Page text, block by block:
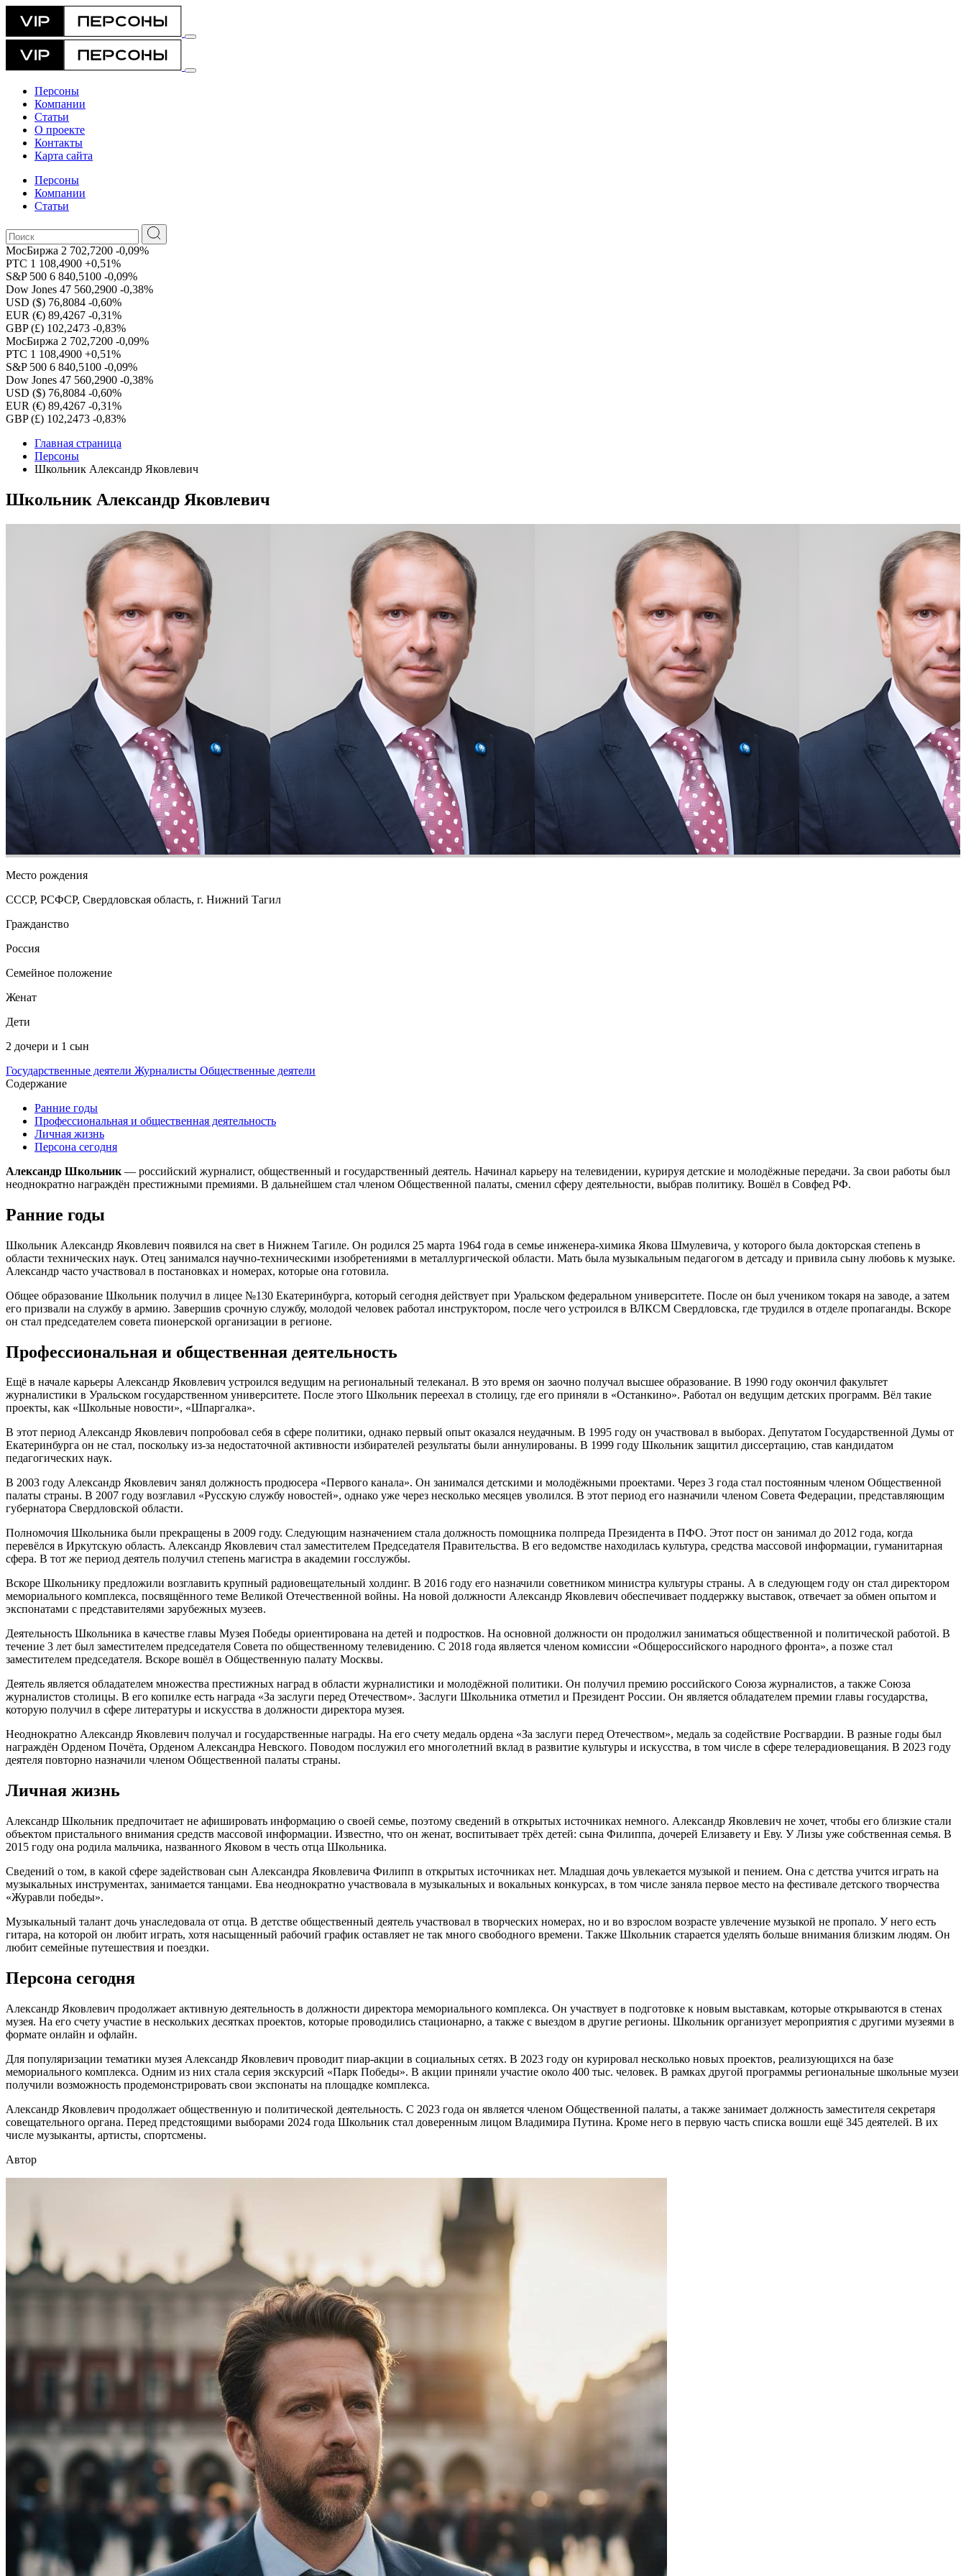
Персоны
Компании
Статьи
О проекте
Контакты
Карта сайта
Персоны
Компании
Статьи
МосБиржа 2 702,7200 -0,09%
РТС 1 108,4900 +0,51%
S&P 500 6 840,5100 -0,09%
Dow Jones 47 560,2900 -0,38%
USD ($) 76,8084 -0,60%
EUR (€) 89,4267 -0,31%
GBP (£) 102,2473 -0,83%
МосБиржа 2 702,7200 -0,09%
РТС 1 108,4900 +0,51%
S&P 500 6 840,5100 -0,09%
Dow Jones 47 560,2900 -0,38%
USD ($) 76,8084 -0,60%
EUR (€) 89,4267 -0,31%
GBP (£) 102,2473 -0,83%
Главная страница
Персоны
Школьник Александр Яковлевич
Школьник Александр Яковлевич
Место рождения
СССР, РСФСР, Свердловская область, г. Нижний Тагил
Гражданство
Россия
Семейное положение
Женат
Дети
2 дочери и 1 сын
Государственные деятели Журналисты Общественные деятели
Содержание
Ранние годы
Профессиональная и общественная деятельность
Личная жизнь
Персона сегодня
Александр Школьник — российский журналист, общественный и государственный деятель. Начинал карьеру на телевидении, курируя детские и молодёжные передачи. За свои работы был
неоднократно награждён престижными премиями. В дальнейшем стал членом Общественной палаты, сменил сферу деятельности, выбрав политику. Вошёл в Совфед РФ.
Ранние годы
Школьник Александр Яковлевич появился на свет в Нижнем Тагиле. Он родился 25 марта 1964 года в семье инженера-химика Якова Шмулевича, у которого была докторская степень в
области технических наук. Отец занимался научно-техническими изобретениями в металлургической области. Мать была музыкальным педагогом в детсаду и привила сыну любовь к музыке.
Александр часто участвовал в постановках и номерах, которые она готовила.
Общее образование Школьник получил в лицее №130 Екатеринбурга, который сегодня действует при Уральском федеральном университете. После он был учеником токаря на заводе, а затем
его призвали на службу в армию. Завершив срочную службу, молодой человек работал инструктором, после чего устроился в ВЛКСМ Свердловска, где трудился в отделе пропаганды. Вскоре
он стал председателем совета пионерской организации в регионе.
Профессиональная и общественная деятельность
Ещё в начале карьеры Александр Яковлевич устроился ведущим на региональный телеканал. В это время он заочно получал высшее образование. В 1990 году окончил факультет
журналистики в Уральском государственном университете. После этого Школьник переехал в столицу, где его приняли в «Останкино». Работал он ведущим детских программ. Вёл такие
проекты, как «Школьные новости», «Шпаргалка».
В этот период Александр Яковлевич попробовал себя в сфере политики, однако первый опыт оказался неудачным. В 1995 году он участвовал в выборах. Депутатом Государственной Думы от
Екатеринбурга он не стал, поскольку из-за недостаточной активности избирателей результаты были аннулированы. В 1999 году Школьник защитил диссертацию, став кандидатом
педагогических наук.
В 2003 году Александр Яковлевич занял должность продюсера «Первого канала». Он занимался детскими и молодёжными проектами. Через 3 года стал постоянным членом Общественной
палаты страны. В 2007 году возглавил «Русскую службу новостей», однако уже через несколько месяцев уволился. В этот период его назначили членом Совета Федерации, представляющим
губернатора Свердловской области.
Полномочия Школьника были прекращены в 2009 году. Следующим назначением стала должность помощника полпреда Президента в ПФО. Этот пост он занимал до 2012 года, когда
перевёлся в Иркутскую область. Александр Яковлевич стал заместителем Председателя Правительства. В его ведомстве находилась культура, средства массовой информации, гуманитарная
сфера. В тот же период деятель получил степень магистра в академии госслужбы.
Вскоре Школьнику предложили возглавить крупный радиовещательный холдинг. В 2016 году его назначили советником министра культуры страны. А в следующем году он стал директором
мемориального комплекса, посвящённого теме Великой Отечественной войны. На новой должности Александр Яковлевич обеспечивает поддержку выставок, отвечает за обмен опытом и
экспонатами с представителями зарубежных музеев.
Деятельность Школьника в качестве главы Музея Победы ориентирована на детей и подростков. На основной должности он продолжил заниматься общественной и политической работой. В
течение 3 лет был заместителем председателя Совета по общественному телевидению. С 2018 года является членом комиссии «Общероссийского народного фронта», а позже стал
заместителем председателя. Вскоре вошёл в Общественную палату Москвы.
Деятель является обладателем множества престижных наград в области журналистики и молодёжной политики. Он получил премию российского Союза журналистов, а также Союза
журналистов столицы. В его копилке есть награда «За заслуги перед Отечеством». Заслуги Школьника отметил и Президент России. Он является обладателем премии главы государства,
которую получил в сфере литературы и искусства в должности директора музея.
Неоднократно Александр Яковлевич получал и государственные награды. На его счету медаль ордена «За заслуги перед Отечеством», медаль за содействие Росгвардии. В разные годы был
награждён Орденом Почёта, Орденом Александра Невского. Поводом послужил его многолетний вклад в развитие культуры и искусства, в том числе в сфере телерадиовещания. В 2023 году
деятеля повторно назначили членом Общественной палаты страны.
Личная жизнь
Александр Школьник предпочитает не афишировать информацию о своей семье, поэтому сведений в открытых источниках немного. Александр Яковлевич не хочет, чтобы его близкие стали
объектом пристального внимания средств массовой информации. Известно, что он женат, воспитывает трёх детей: сына Филиппа, дочерей Елизавету и Еву. У Лизы уже собственная семья. В
2015 году она родила мальчика, названного Яковом в честь отца Школьника.
Сведений о том, в какой сфере задействован сын Александра Яковлевича Филипп в открытых источниках нет. Младшая дочь увлекается музыкой и пением. Она с детства учится играть на
музыкальных инструментах, занимается танцами. Ева неоднократно участвовала в музыкальных и вокальных конкурсах, в том числе заняла первое место на фестивале детского творчества
«Журавли победы».
Музыкальный талант дочь унаследовала от отца. В детстве общественный деятель участвовал в творческих номерах, но и во взрослом возрасте увлечение музыкой не пропало. У него есть
гитара, на которой он любит играть, хотя насыщенный рабочий график оставляет не так много свободного времени. Также Школьник старается уделять больше внимания близким людям. Он
любит семейные путешествия и поездки.
Персона сегодня
Александр Яковлевич продолжает активную деятельность в должности директора мемориального комплекса. Он участвует в подготовке к новым выставкам, которые открываются в стенах
музея. На его счету участие в нескольких десятках проектов, которые проводились стационарно, а также с выездом в другие регионы. Школьник организует мероприятия с другими музеями в
формате онлайн и офлайн.
Для популяризации тематики музея Александр Яковлевич проводит пиар-акции в социальных сетях. В 2023 году он курировал несколько новых проектов, реализующихся на базе
мемориального комплекса. Одним из них стала серия экскурсий «Парк Победы». В акции приняли участие около 400 тыс. человек. В рамках другой программы региональные школьные музеи
получили возможность продемонстрировать свои экспонаты на площадке комплекса.
Александр Яковлевич продолжает общественную и политической деятельность. С 2023 года он является членом Общественной палаты, а также занимает должность заместителя секретаря
совещательного органа. Перед предстоящими выборами 2024 года Школьник стал доверенным лицом Владимира Путина. Кроме него в первую часть списка вошли ещё 345 деятелей. В их
числе музыканты, артисты, спортсмены.
Автор